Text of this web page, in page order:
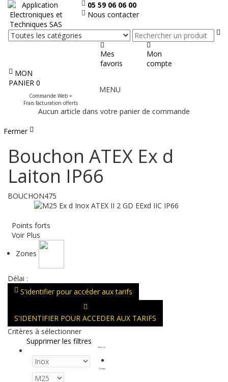
05 59 06 06 00
Nous contacter
Mes
favoris
Mon
compte
MON
PANIER 0
Commande Web =
Frais facturation offerts
le
MENU
Aucun article dans votre panier de commande
Fermer
Bouchon ATEX Ex d
Laiton IP66
BOUCHON475
Points forts
Voir Plus
Zones
Délai :
S'identifier pour accéder aux tarifs
S'IDENTIFIER POUR ACCEDER AUX TARIFS
Critères à sélectionner
Supprimer les filtres
Matériau :
Filetage :